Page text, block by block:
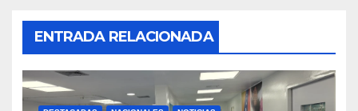
ENTRADA RELACIONADA